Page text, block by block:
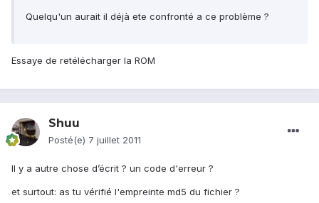
Quelqu'un aurait il déjà ete confronté a ce problème ?
Essaye de retélécharger la ROM
Shuu
Posté(e) 7 juillet 2011
Il y a autre chose d’écrit ? un code d'erreur ?
et surtout: as tu vérifié l'empreinte md5 du fichier ?